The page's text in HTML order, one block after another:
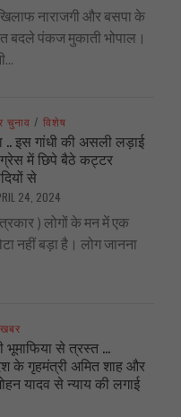
नाराजगी और बसपा के
बदले पंकज मुकाती भोपाल।
चुनाव / विशेष
.. इस गांधी की असली लड़ाई
में छिपे बैठे कट्टर
से
24, 2024
) लोगों के मन में एक
नहीं बड़ा है। लोग जानना
भूमाफिया से त्रस्त …
के गृहमंत्री अमित शाह और
यादव से न्याय की लगाई